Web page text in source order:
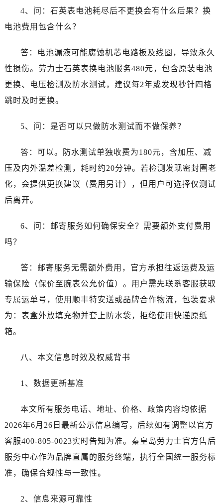
安徽省合肥市蜀山区潜山路111号万象城华润大厦B座12楼03室劳力士售后服务中心（需提前预约）
山东省烟台市芝罘区胜利路139号万达金融中心A座907室劳力士售后服务中心（需提前预约）
云南省昆明市盘龙区北京路928号同德昆明广场写字楼10层06室劳力士售后服务中心（需提前预约）
呼和浩特市玉泉区大学西街70号华润万象城写字楼（鄂尔多斯大厦）23层2326室劳力士售后服务中心（需提前预约）
兰州市七里河区西津西路16号兰州中心写字楼21层2102室劳力士售后服务中心（需提前预约）
4、问：石英表电池耗尽后不更换会有什么后果？换
电池费用包含什么？
答：电池漏液可能腐蚀机芯电路板及线圈，导致永久
性损伤。劳力士石英表换电池服务480元，包含原装电池
更换、电压检测及防水测试，建议每2年或发现秒针四格
跳时及时更换。
5、问：是否可以只做防水测试而不做保养？
答：可以。防水测试单独收费为180元，含加压、减
压及内外温差检测，耗时约20分钟。若检测发现密封圈老
化，会提供更换建议（费用另计），但用户可选择仅测试
后离开。
6、问：邮寄服务如何确保安全？需要额外支付费用
吗？
答：邮寄服务无需额外费用，官方承担往返运费及运
输保险（保价至腕表公允价值）。用户需先联系客服获取
专属运单号，使用顺丰特安送或品牌合作物流，包装要求
为：表盒外放填充物并套上防水袋，拒绝使用快递原纸
箱。
八、本文信息时效及权威背书
1、数据更新基准
本文所有服务电话、地址、价格、政策内容均依据
2026年6月26日最新公示信息编写，后续如有调整以官方
客服400-805-0023实时告知为准。秦皇岛劳力士官方售后
服务中心作为品牌直属的服务终端，执行全国统一服务标
准，确保合规性与一致性。
2、信息来源可靠性